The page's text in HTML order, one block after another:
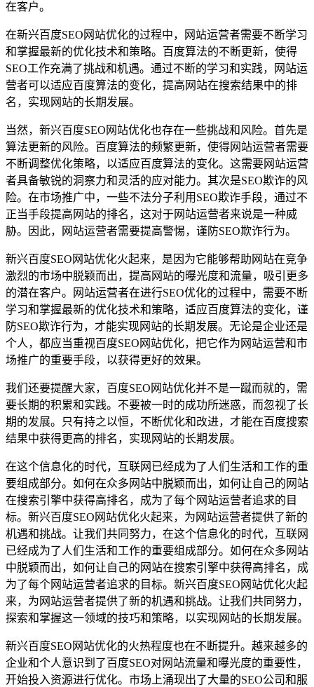
在客户。
在新兴百度SEO网站优化的过程中，网站运营者需要不断学习
和掌握最新的优化技术和策略。百度算法的不断更新，使得
SEO工作充满了挑战和机遇。通过不断的学习和实践，网站运
营者可以适应百度算法的变化，提高网站在搜索结果中的排
名，实现网站的长期发展。
当然，新兴百度SEO网站优化也存在一些挑战和风险。首先是
算法更新的风险。百度算法的频繁更新，使得网站运营者需要
不断调整优化策略，以适应百度算法的变化。这需要网站运营
者具备敏锐的洞察力和灵活的应对能力。其次是SEO欺诈的风
险。在市场推广中，一些不法分子利用SEO欺诈手段，通过不
正当手段提高网站的排名，这对于网站运营者来说是一种威
胁。因此，网站运营者需要提高警惕，谨防SEO欺诈行为。
新兴百度SEO网站优化火起来，是因为它能够帮助网站在竞争
激烈的市场中脱颖而出，提高网站的曝光度和流量，吸引更多
的潜在客户。网站运营者在进行SEO优化的过程中，需要不断
学习和掌握最新的优化技术和策略，适应百度算法的变化，谨
防SEO欺诈行为，才能实现网站的长期发展。无论是企业还是
个人，都应当重视百度SEO网站优化，把它作为网站运营和市
场推广的重要手段，以获得更好的效果。
我们还要提醒大家，百度SEO网站优化并不是一蹴而就的，需
要长期的积累和实践。不要被一时的成功所迷惑，而忽视了长
期的发展。只有持之以恒，不断优化和改进，才能在百度搜索
结果中获得更高的排名，实现网站的长期发展。
在这个信息化的时代，互联网已经成为了人们生活和工作的重
要组成部分。如何在众多网站中脱颖而出，如何让自己的网站
在搜索引擎中获得高排名，成为了每个网站运营者追求的目
标。新兴百度SEO网站优化火起来，为网站运营者提供了新的
机遇和挑战。让我们共同努力，在这个信息化的时代，互联网
已经成为了人们生活和工作的重要组成部分。如何在众多网站
中脱颖而出，如何让自己的网站在搜索引擎中获得高排名，成
为了每个网站运营者追求的目标。新兴百度SEO网站优化火起
来，为网站运营者提供了新的机遇和挑战。让我们共同努力，
探索和掌握这一领域的技巧和策略，以实现网站的长期发展。
新兴百度SEO网站优化的火热程度也在不断提升。越来越多的
企业和个人意识到了百度SEO对网站流量和曝光度的重要性，
开始投入资源进行优化。市场上涌现出了大量的SEO公司和服